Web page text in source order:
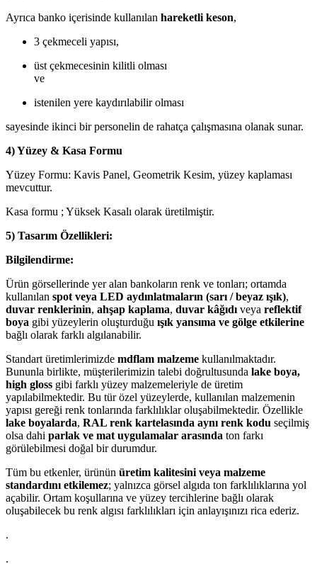
Ayrıca banko içerisinde kullanılan hareketli keson,
3 çekmeceli yapısı,
üst çekmecesinin kilitli olması
ve
istenilen yere kaydırılabilir olması
sayesinde ikinci bir personelin de rahatça çalışmasına olanak sunar.
4) Yüzey & Kasa Formu
Yüzey Formu: Kavis Panel, Geometrik Kesim, yüzey kaplaması
mevcuttur.
Kasa formu ; Yüksek Kasalı olarak üretilmiştir.
5) Tasarım Özellikleri:
Bilgilendirme:
Ürün görsellerinde yer alan bankoların renk ve tonları; ortamda
kullanılan spot veya LED aydınlatmaların (sarı / beyaz ışık),
duvar renklerinin, ahşap kaplama, duvar kâğıdı veya reflektif
boya gibi yüzeylerin oluşturduğu ışık yansıma ve gölge etkilerine
bağlı olarak farklı algılanabilir.
Standart üretimlerimizde mdflam malzeme kullanılmaktadır.
Bununla birlikte, müşterilerimizin talebi doğrultusunda lake boya,
high gloss gibi farklı yüzey malzemeleriyle de üretim
yapılabilmektedir. Bu tür özel yüzeylerde, kullanılan malzemenin
yapısı gereği renk tonlarında farklılıklar oluşabilmektedir. Özellikle
lake boyalarda, RAL renk kartelasında aynı renk kodu seçilmiş
olsa dahi parlak ve mat uygulamalar arasında ton farkı
görülebilmesi doğal bir durumdur.
Tüm bu etkenler, ürünün üretim kalitesini veya malzeme
standardını etkilemez; yalnızca görsel algıda ton farklılıklarına yol
açabilir. Ortam koşullarına ve yüzey tercihlerine bağlı olarak
oluşabilecek bu renk algısı farklılıkları için anlayışınızı rica ederiz.
.
.